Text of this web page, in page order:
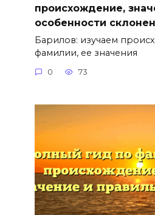
происхождение,
особенности
Барилов: изучаем
фамилии, ее значения
0 73